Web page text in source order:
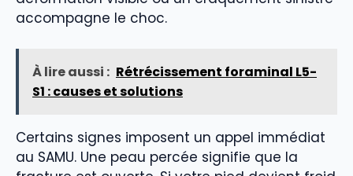
accompagne le choc.
À lire aussi : Rétrécissement foraminal L5-
S1 : causes et solutions
Certains signes imposent un appel immédiat
au SAMU. Une peau percée signifie que la